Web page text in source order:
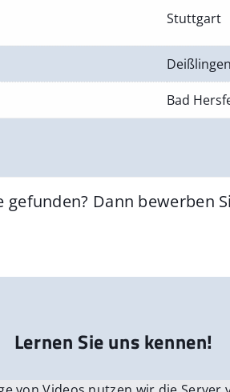
Stuttgart
Deißlingen
Bad
gefunden? Dann bewerben
Lernen Sie uns kennen!